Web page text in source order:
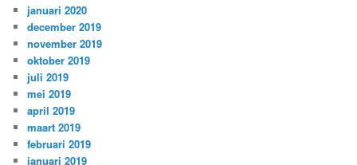
januari 2020
december 2019
november 2019
oktober 2019
juli 2019
mei 2019
april 2019
maart 2019
februari 2019
januari 2019